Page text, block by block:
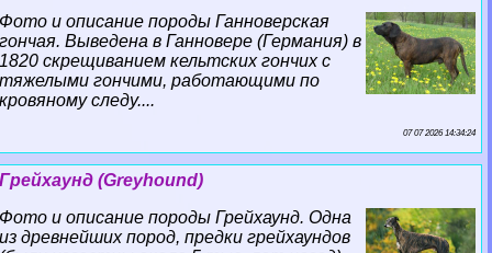
Фото и описание породы Ганноверская
гончая. Выведена в Ганновере (Германия) в
1820 скрещиванием кельтских гончих с
тяжелыми гончими, работающими по
кровяному следу....
07 07 2026 14:34:24
Грейхаунд (Greyhound)
Фото и описание породы Грейхаунд. Одна
из древнейших пород, предки грейхаундов